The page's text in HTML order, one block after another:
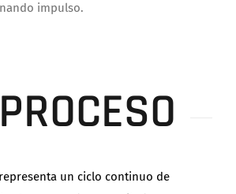
impulso.
un ciclo continuo de